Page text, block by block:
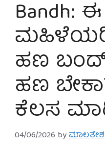
Bandh: ಈ
ಹಣ
ಹಣ
ಕೆಲಸ
04/06/2026 by